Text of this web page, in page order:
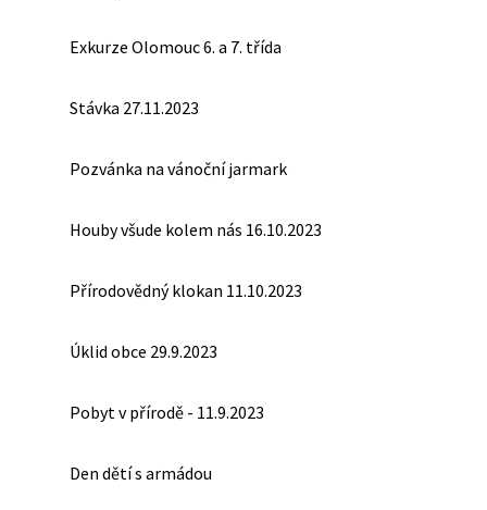
Exkurze Olomouc 6. a 7. třída
Stávka 27.11.2023
Pozvánka na vánoční jarmark
Houby všude kolem nás 16.10.2023
Přírodovědný klokan 11.10.2023
Úklid obce 29.9.2023
Pobyt v přírodě - 11.9.2023
Den dětí s armádou